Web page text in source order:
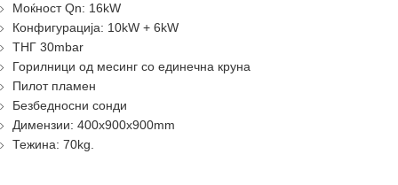
Моќност Qn: 16kW
Конфигурација: 10kW + 6kW
ТНГ 30mbar
Горилници од месинг со единечна круна
Пилот пламен
Безбедносни сонди
Димензии: 400x900x900mm
Тежина: 70kg.